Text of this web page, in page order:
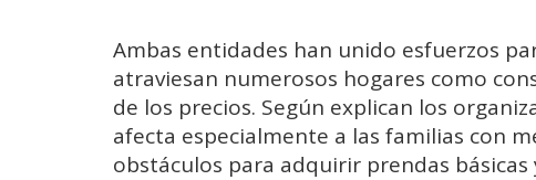
Ambas entidades han unido esfuerzos
atraviesan numerosos hogares como
de los precios. Según explican los
afecta especialmente a las familias con
obstáculos para adquirir prendas